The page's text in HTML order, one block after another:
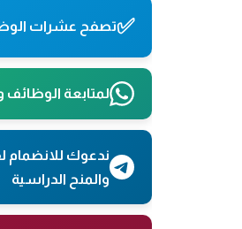
✅تصفح عشرات
لمتابعة
ندعوك للانضمام
والمنح الدراسية